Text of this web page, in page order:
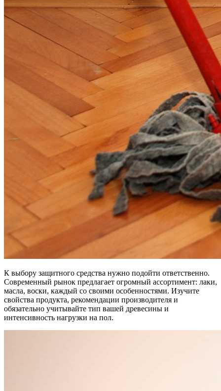
К выбору защитного средства нужно подойти ответственно.
Современный рынок предлагает огромный ассортимент: лаки,
масла, воски, каждый со своими особенностями. Изучите
свойства продукта, рекомендации производителя и
обязательно учитывайте тип вашей древесины и
интенсивность нагрузки на пол.